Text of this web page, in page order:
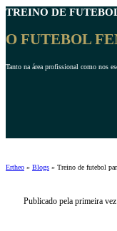
TREINO DE
O FUTEBOL
Tanto na área profissional como nos
Ertheo » Blogs » Treino de futebol
Publicado pela primeira